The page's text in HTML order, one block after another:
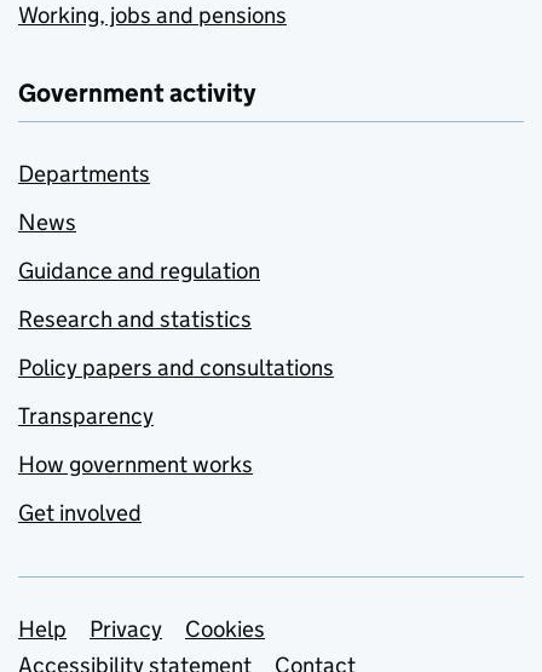
Working, jobs and pensions
Government activity
Departments
News
Guidance and regulation
Research and statistics
Policy papers and consultations
Transparency
How government works
Get involved
Support links
Help Privacy
Cookies
Accessibility statement
Contact